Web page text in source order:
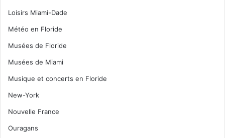
Loisirs Miami-Dade
Météo en Floride
Musées de Floride
Musées de Miami
Musique et concerts en Floride
New-York
Nouvelle France
Ouragans